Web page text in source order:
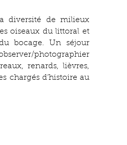
diversité de milieux
oiseaux du littoral et
bocage. Un séjour
photographier
renards, lièvres,
chargés d’histoire au